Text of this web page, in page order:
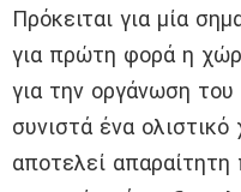
Πρόκειται για μία
για πρώτη φορά η
για την οργάνωση
συνιστά ένα ολιστικό
αποτελεί